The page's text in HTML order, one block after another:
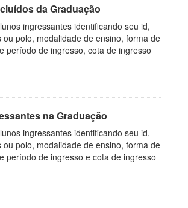
da Graduação
ingressantes identificando seu id,
ou polo, modalidade de ensino, forma de
período de ingresso, cota de ingresso
na Graduação
ingressantes identificando seu id,
ou polo, modalidade de ensino, forma de
período de ingresso e cota de ingresso